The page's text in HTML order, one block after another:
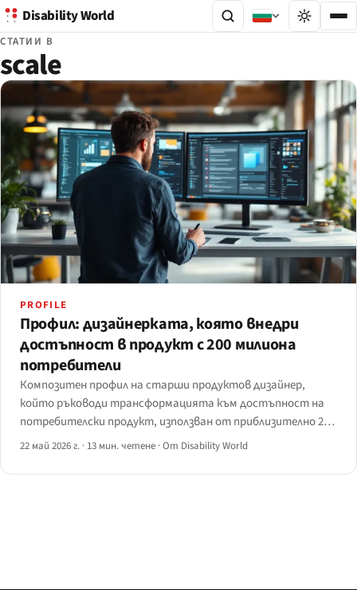
Disability World
СТАТИИ В
scale
PROFILE
Профил: дизайнерката, която внедри
достъпност в продукт с 200 милиона
потребители
Композитен профил на старши продуктов дизайнер,
който ръководи трансформацията към достъпност на
потребителски продукт, използван от приблизително 200
милиона души.
22 май 2026 г. · 13 мин. четене ·От Disability World